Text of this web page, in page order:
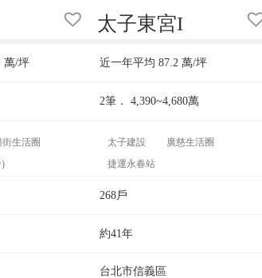
萬/坪
生活圈
)
太子東宮I
近一年平均 87.2 萬/坪
2筆． 4,390~4,680萬
太子建設
廣慈生活圈
捷運永春站
268戶
約41年
台北市信義區